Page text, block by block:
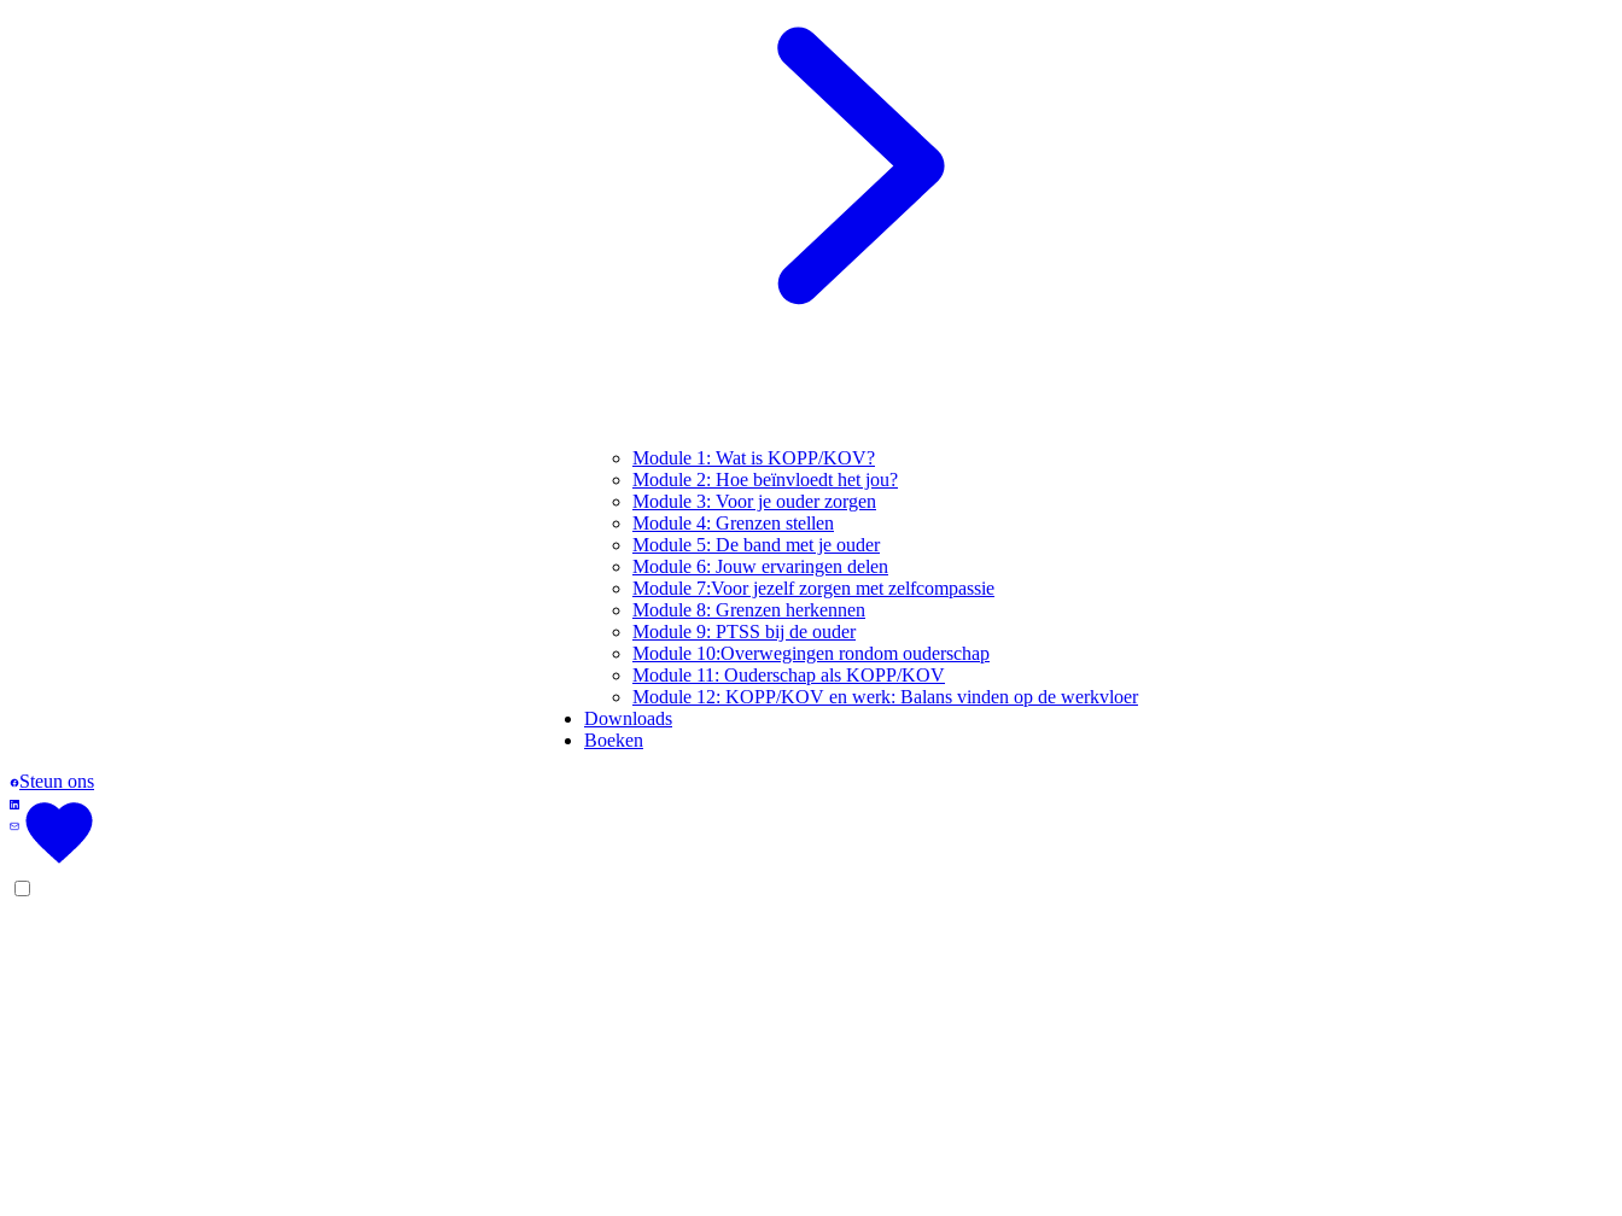
Module 1: Wat is KOPP/KOV?
Module 2: Hoe beïnvloedt het jou?
Module 3: Voor je ouder zorgen
Module 4: Grenzen stellen
Module 5: De band met je ouder
Module 6: Jouw ervaringen delen
Module 7:Voor jezelf zorgen met zelfcompassie
Module 8: Grenzen herkennen
Module 9: PTSS bij de ouder
Module 10:Overwegingen rondom ouderschap
Module 11: Ouderschap als KOPP/KOV
Module 12: KOPP/KOV en werk: Balans vinden op de werkvloer
Downloads
Boeken
Steun ons